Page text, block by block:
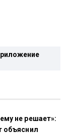
не решает»:
объяснил